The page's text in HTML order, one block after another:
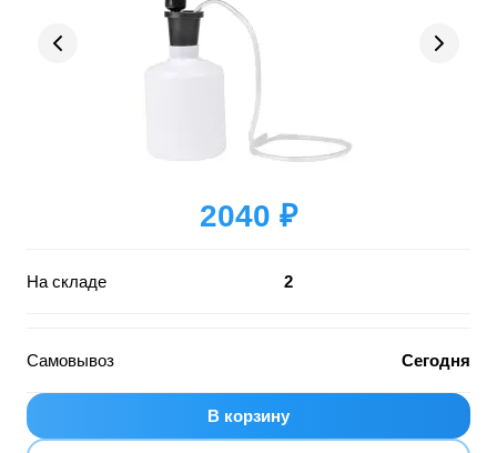
2040 ₽
На складе 2
Самовывоз Сегодня
В корзину